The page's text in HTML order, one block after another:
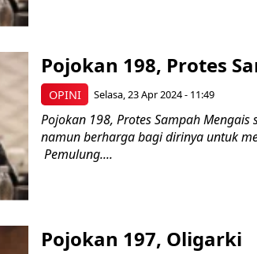
OPINI
Pojokan 198, Protes
Selasa, 23 Apr 2024 - 11:49
Pojokan 198, Protes Sampah
namun berharga bagi dirinya untuk
Pemulung....
Pojokan 197, Oligarki